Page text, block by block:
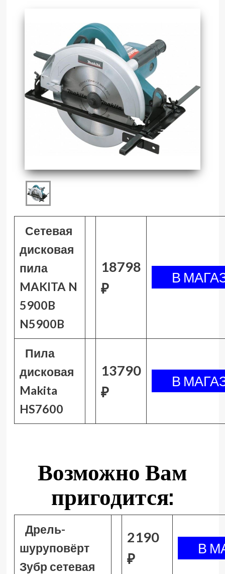
Сетевая
дисковая
пила
MAKITA N
5900B
N5900B
18798
₽
Пила
дисковая
Makita
HS7600
13790
₽
Возможно Вам
пригодится:
Дрель-
шуруповёрт
Зубр сетевая
2190
₽